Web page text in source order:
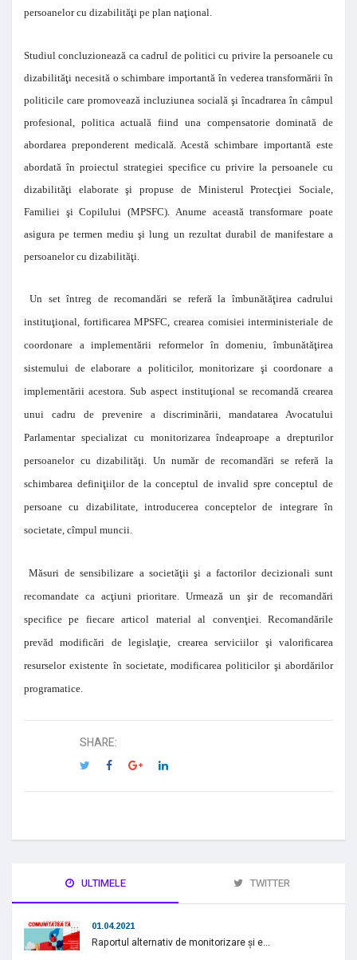
persoanelor cu dizabilităţi pe plan naţional.
Studiul concluzionează ca cadrul de politici cu privire la persoanele cu
dizabilităţi necesită o schimbare importantă în vederea transformării în
politicile care promovează incluziunea socială şi încadrarea în câmpul
profesional, politica actuală fiind una compensatorie dominată de
abordarea preponderent medicală. Acestă schimbare importantă este
abordată în proiectul strategiei specifice cu privire la persoanele cu
dizabilităţi elaborate şi propuse de Ministerul Protecţiei Sociale,
Familiei şi Copilului (MPSFC). Anume această transformare poate
asigura pe termen mediu şi lung un rezultat durabil de manifestare a
persoanelor cu dizabilităţi.
Un set întreg de recomandări se referă la îmbunătăţirea cadrului
instituţional, fortificarea MPSFC, crearea comisiei interministeriale de
coordonare a implementării reformelor în domeniu, îmbunătăţirea
sistemului de elaborare a politicilor, monitorizare şi coordonare a
implementării acestora. Sub aspect instituţional se recomandă crearea
unui cadru de prevenire a discriminării, mandatarea Avocatului
Parlamentar specializat cu monitorizarea îndeaproape a drepturilor
persoanelor cu dizabilităţi. Un număr de recomandări se referă la
schimbarea definiţiilor de la conceptul de invalid spre conceptul de
persoane cu dizabilitate, introducerea conceptelor de integrare în
societate, cîmpul muncii.
Măsuri de sensibilizare a societăţii şi a factorilor decizionali sunt
recomandate ca acţiuni prioritare. Urmează un şir de recomandări
specifice pe fiecare articol material al convenţiei. Recomandările
prevăd modificări de legislaţie, crearea serviciilor şi valorificarea
resurselor existente în societate, modificarea politicilor şi abordărilor
programatice.
SHARE:
ULTIMELE TWITTER
01.04.2021
Raportul alternativ de monitorizare și e...